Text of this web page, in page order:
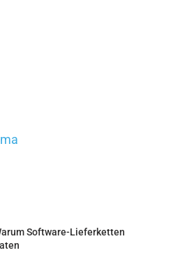
Software-Lieferketten